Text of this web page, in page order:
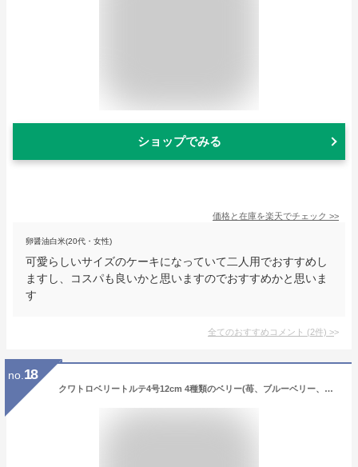
ショップでみる
価格と在庫を楽天でチェック >>
卵醤油白米(20代・女性)
可愛らしいサイズのケーキになっていて二人用でおすすめし
ますし、コスパも良いかと思いますのでおすすめかと思いま
す
全てのおすすめコメント (2件) >
no. 18
クワトロベリートルテ4号12cm 4種類のベリー(苺、ブルーベリー、ラズベリー、クランベリー)のケーキ